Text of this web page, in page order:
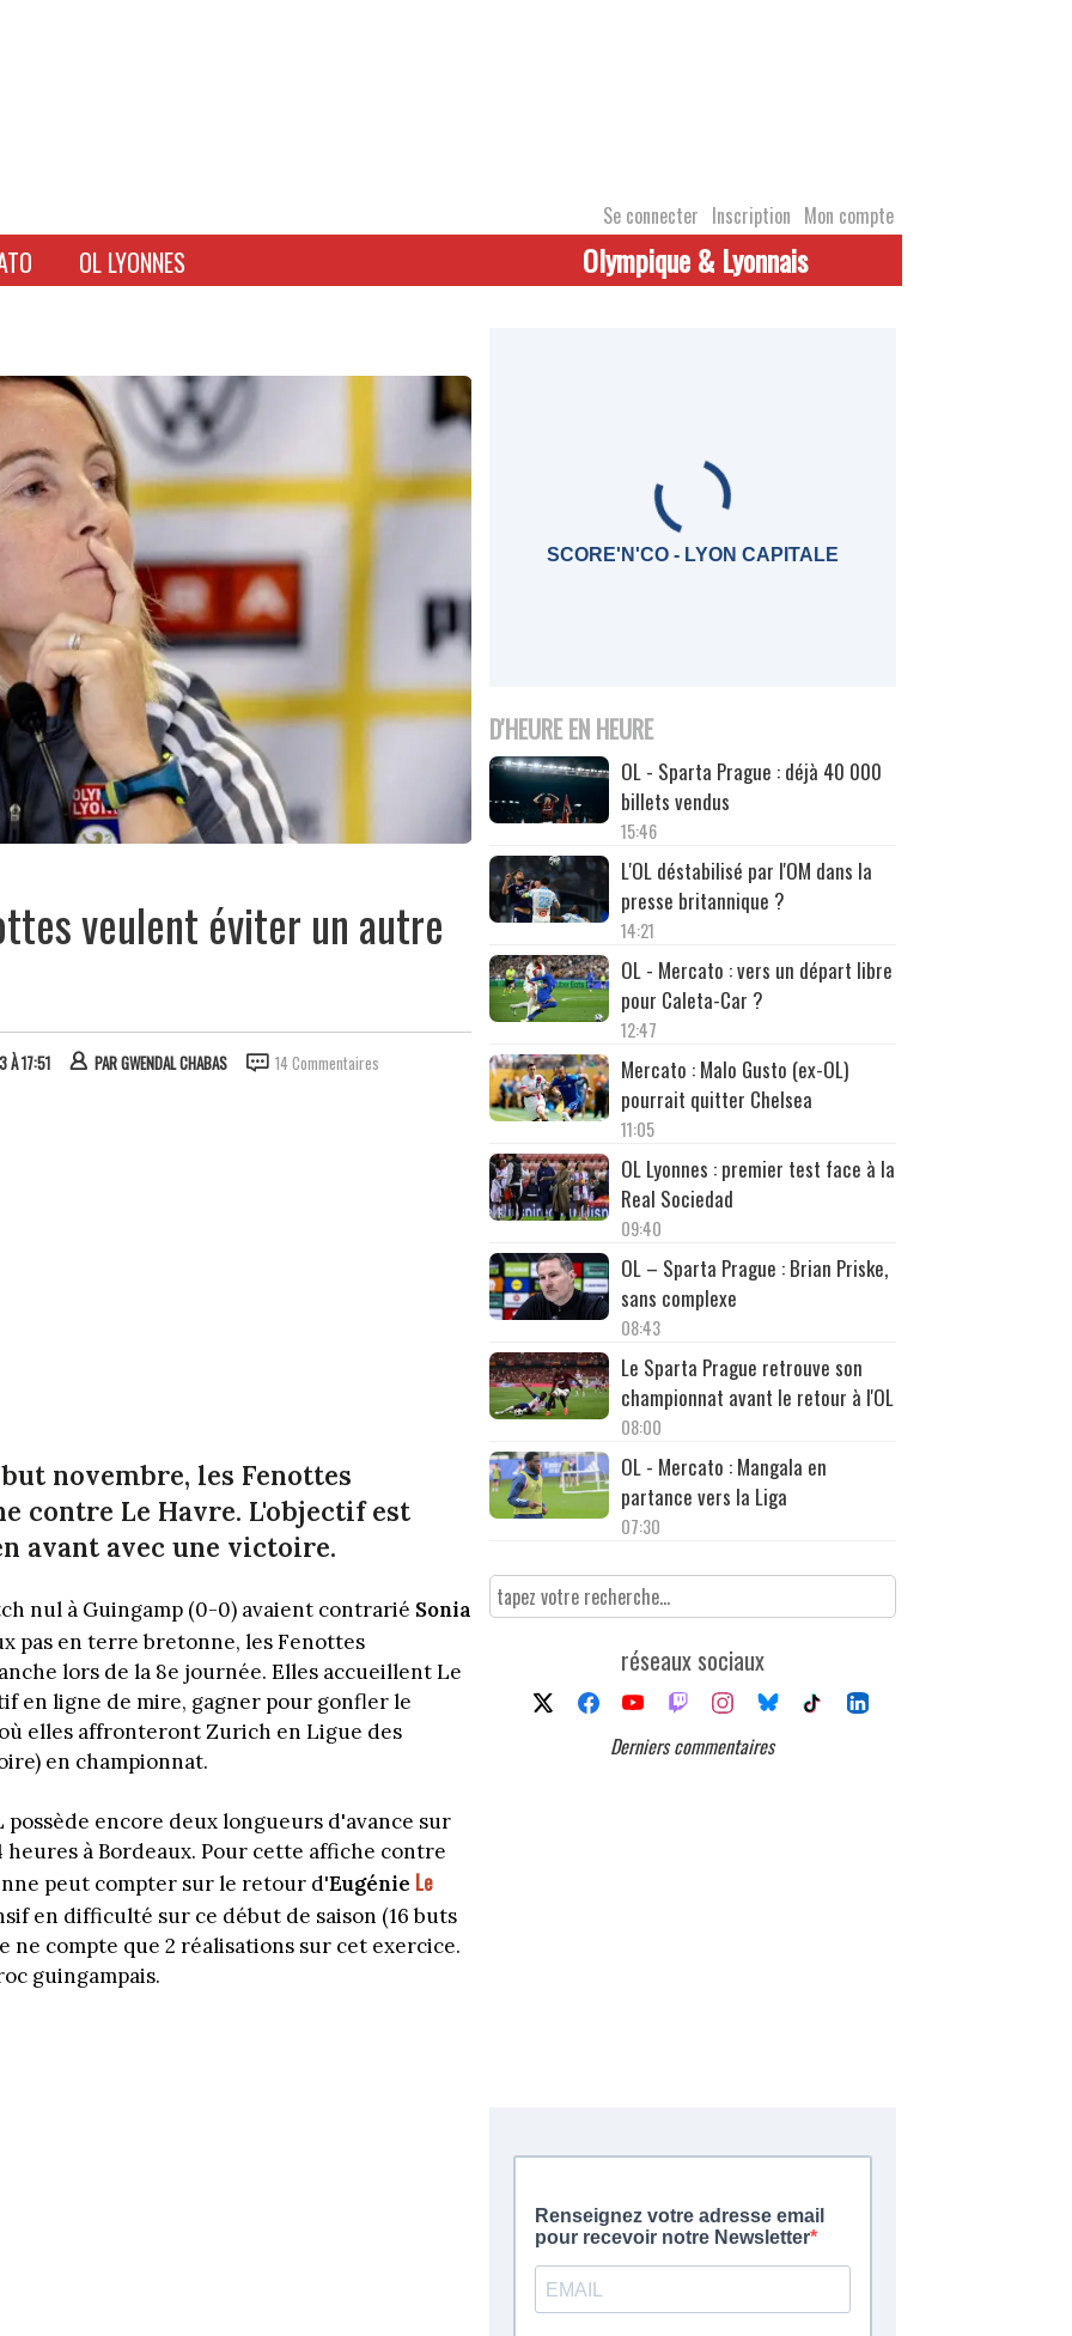
Se connecter Inscription Mon compte
OL LYONNES Olympique & Lyonnais
veulent éviter un autre
À 17:51 PARGWENDAL CHABAS 14 Commentaires
novembre, les Fenottes
contre Le Havre. L'objectif est
avant avec une victoire.
nul à Guingamp (0-0) avaient contrarié Sonia
pas en terre bretonne, les Fenottes
lors de la 8e journée. Elles accueillent Le
en ligne de mire, gagner pour gonfler le
elles affronteront Zurich en Ligue des
en championnat.
encore deux longueurs d'avance sur
heures à Bordeaux. Pour cette affiche contre
peut compter sur le retour d'Eugénie Le
en difficulté sur ce début de saison (16 buts
ne compte que 2 réalisations sur cet exercice.
guingampais.
SCORE'N'CO - LYON CAPITALE
D'HEURE EN HEURE
OL - Sparta Prague : déjà 40 000
billets vendus
15:46
L'OL déstabilisé par l'OM dans la
presse britannique ?
14:21
OL - Mercato : vers un départ libre
pour Caleta-Car ?
12:47
Mercato : Malo Gusto (ex-OL)
pourrait quitter Chelsea
11:05
OL Lyonnes : premier test face à la
Real Sociedad
09:40
OL – Sparta Prague : Brian Priske,
sans complexe
08:43
Le Sparta Prague retrouve son
championnat avant le retour à l'OL
08:00
OL - Mercato : Mangala en
partance vers la Liga
07:30
réseaux sociaux
Derniers commentaires